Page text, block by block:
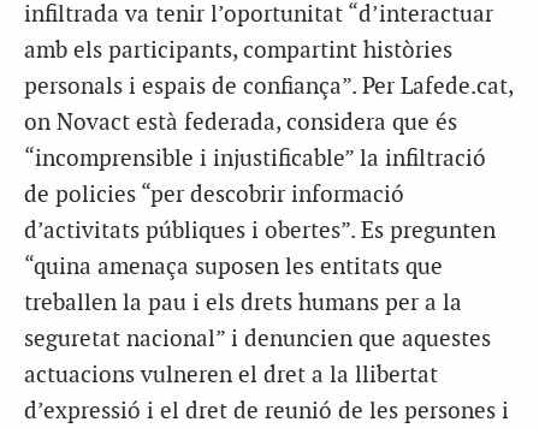
infiltrada va tenir l’oportunitat “d’interactuar
amb els participants, compartint històries
personals i espais de confiança”. Per Lafede.cat,
on Novact està federada, considera que és
“incomprensible i injustificable” la infiltració
de policies “per descobrir informació
d’activitats públiques i obertes”. Es pregunten
“quina amenaça suposen les entitats que
treballen la pau i els drets humans per a la
seguretat nacional” i denuncien que aquestes
actuacions vulneren el dret a la llibertat
d’expressió i el dret de reunió de les persones i